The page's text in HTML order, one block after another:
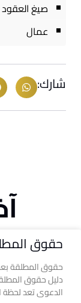
صيغ العقود
عمال
شارك:
حقوق
حقوق المطلقة بعد
دليل حقوق
الدعوى تعد لحظة